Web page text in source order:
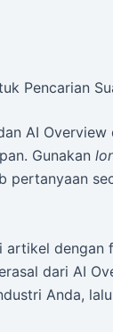
Pencarian
AI
Gunakan
pertanyaan
artikel
dari AI
Anda,